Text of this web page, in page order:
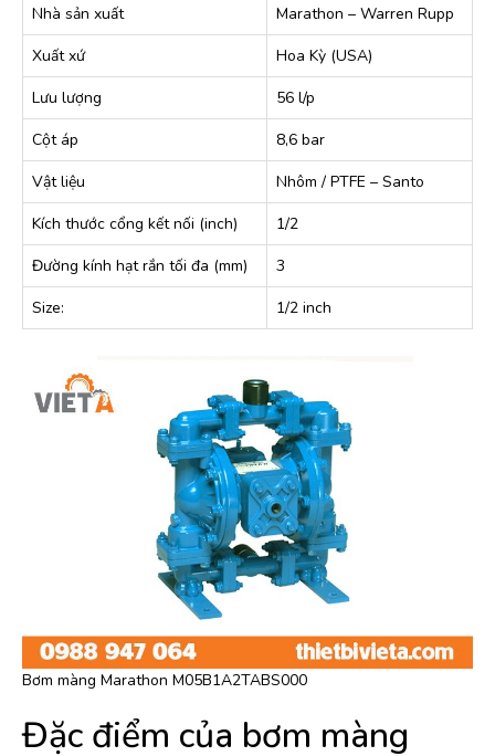
Nhà sản xuất
Marathon – Warren Rupp
Xuất xứ
Hoa Kỳ (USA)
Lưu lượng
56 l/p
Cột áp
8,6 bar
Vật liệu
Nhôm / PTFE – Santo
Kích thước cổng kết nối (inch)
1/2
Đường kính hạt rắn tối đa (mm)
3
Size:
1/2 inch
Bơm màng Marathon M05B1A2TABS000
Đặc điểm của bơm màng